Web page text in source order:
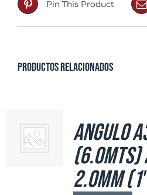
Pin This Product
Productos relacionados
Angulo
(6.0mts)
2.0mm